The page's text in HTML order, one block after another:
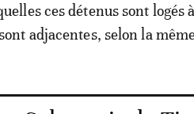
ces détenus sont logés
adjacentes, selon la